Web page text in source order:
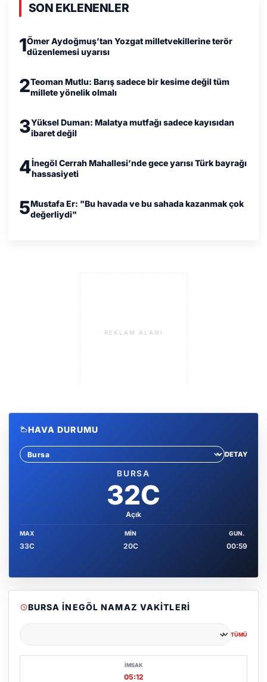
SON EKLENENLER
1Ömer Aydoğmuş’tan Yozgat milletvekillerine terör
düzenlemesi uyarısı
2Teoman Mutlu: Barış sadece bir kesime değil tüm
millete yönelik olmalı
3Yüksel Duman: Malatya mutfağı sadece kayısıdan
ibaret değil
4İnegöl Cerrah Mahallesi’nde gece yarısı Türk bayrağı
hassasiyeti
5Mustafa Er: "Bu havada ve bu sahada kazanmak çok
değerliydi"
REKLAM ALANI
HAVA DURUMU
Sehir sec
DETAY
BURSA
32C
Açık
MAX
33C
MIN
20C
GUN.
00:59
BURSA İNEGÖL NAMAZ VAKITLERI
TÜMÜ
İMSAK
05:12